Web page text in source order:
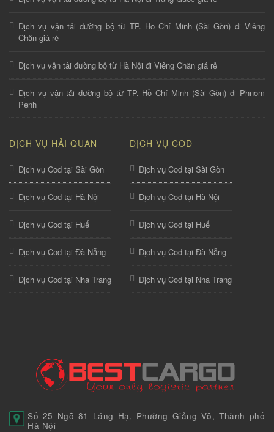
Dịch vụ vận tải đường bộ từ TP. Hồ Chí Minh (Sài Gòn) đi Viêng
Chăn giá rẻ
Dịch vụ vận tải đường bộ từ Hà Nội đi Viêng Chăn giá rẻ
Dịch vụ vận tải đường bộ từ TP. Hồ Chí Minh (Sài Gòn) đi Phnom
Penh
DỊCH VỤ HẢI QUAN
Dịch vụ Cod tại Sài Gòn
Dịch vụ Cod tại Hà Nội
Dịch vụ Cod tại Huế
Dịch vụ Cod tại Đà Nẵng
Dịch vụ Cod tại Nha Trang
DỊCH VỤ COD
Dịch vụ Cod tại Sài Gòn
Dịch vụ Cod tại Hà Nội
Dịch vụ Cod tại Huế
Dịch vụ Cod tại Đà Nẵng
Dịch vụ Cod tại Nha Trang
Số 25 Ngõ 81 Láng Hạ, Phường Giảng Võ, Thành phố
Hà Nội